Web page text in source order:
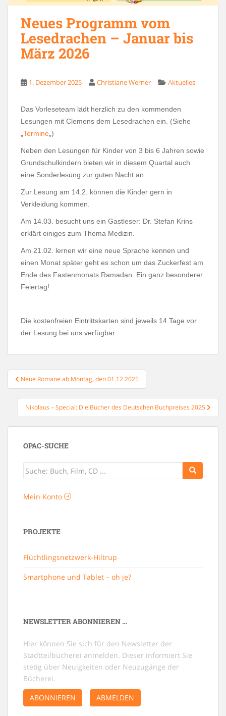
Neues Programm vom
Lesedrachen – Januar bis
März 2026
1. Dezember 2025 Christiane Werner Aktuelles
Das Vorleseteam lädt herzlich zu den kommenden
Lesungen mit Clemens dem Lesedrachen ein. (Siehe
„Termine„)
Neben den Lesungen für Kinder von 3 bis 6 Jahren sowie
Grundschulkindern bieten wir in diesem Quartal auch
eine Sonderlesung zur guten Nacht an.
Zur Lesung am 14.2. können die Kinder gern in
Verkleidung kommen.
Am 14.03. besucht uns ein Gastleser: Dr. Stefan Krins
erklärt einiges zum Thema Medizin.
Am 21.02. lernen wir eine neue Sprache kennen und
einen Monat später geht es schon um das Zuckerfest am
Ende des Fastenmonats Ramadan. Ein ganz besonderer
Feiertag!
Die kostenfreien Eintrittskarten sind jeweils 14 Tage vor
der Lesung bei uns verfügbar.
Beitragsnavigation
Neue Romane ab Montag, den 01.12.2025
Nikolaus – Special: Die Bücher des Deutschen Buchpreises 2025
OPAC-SUCHE
Mein Konto
PROJEKTE
Flüchtlingsnetzwerk-Hiltrup
Smartphone und Tablet – oh je?
NEWSLETTER ABONNIEREN …
Hier können Sie sich für den Newsletter der
Stadtteilbücherei anmelden. Dieser informiert Sie
stetig über Neuigkeiten oder Neuzugänge der
Bücherei.
ABONNIEREN
ABMELDEN